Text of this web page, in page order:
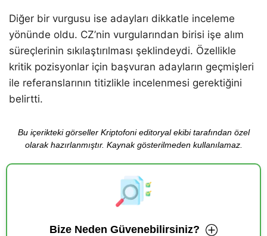
Diğer bir vurgusu ise adayları dikkatle inceleme
yönünde oldu. CZ’nin vurgularından birisi işe alım
süreçlerinin sıkılaştırılması şeklindeydi. Özellikle
kritik pozisyonlar için başvuran adayların geçmişleri
ile referanslarının titizlikle incelenmesi gerektiğini
belirtti.
Bu içerikteki görseller Kriptofoni editoryal ekibi tarafından özel
olarak hazırlanmıştır. Kaynak gösterilmeden kullanılamaz.
Bize Neden Güvenebilirsiniz?